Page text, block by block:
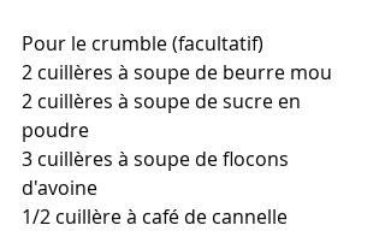
Pour le crumble (facultatif)
2 cuillères à soupe de beurre mou
2 cuillères à soupe de sucre en
poudre
3 cuillères à soupe de flocons
d'avoine
1/2 cuillère à café de cannelle